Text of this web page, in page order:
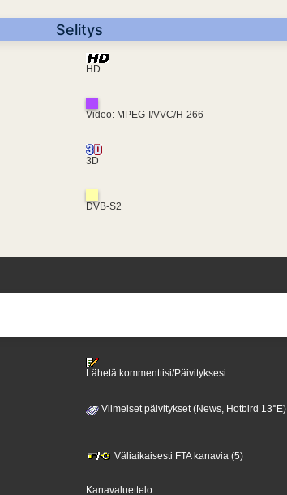
Selitys
HD
Video: MPEG-I/VVC/H-266
3D
DVB-S2
Lähetä kommenttisi/Päivityksesi
Viimeiset päivitykset (News, Hotbird 13°E)
Väliaikaisesti FTA kanavia (5)
Kanavaluettelo